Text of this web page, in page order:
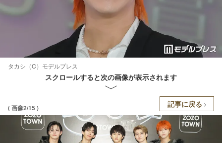
タカシ（C）モデルプレス
スクロールすると次の画像が表示されます
( 画像2/15 ) 記事に戻る